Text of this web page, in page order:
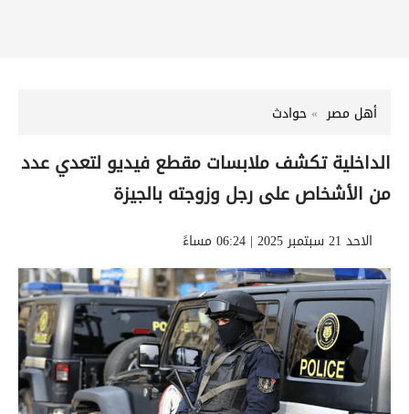
أهل مصر حوادث
الداخلية تكشف ملابسات مقطع فيديو لتعدي عدد
من الأشخاص على رجل وزوجته بالجيزة
الاحد 21 سبتمبر 2025 | 06:24 مساءً